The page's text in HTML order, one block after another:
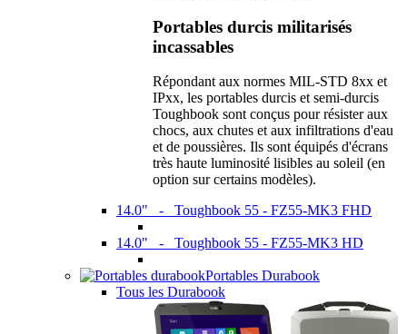
Portables durcis militarisés
incassables
Répondant aux normes MIL-STD 8xx et
IPxx, les portables durcis et semi-durcis
Toughbook sont conçus pour résister aux
chocs, aux chutes et aux infiltrations d'eau
et de poussières. Ils sont équipés d'écrans
très haute luminosité lisibles au soleil (en
option sur certains modèles).
14.0" - Toughbook 55 - FZ55-MK3 FHD
14.0" - Toughbook 55 - FZ55-MK3 HD
Portables Durabook
Tous les Durabook